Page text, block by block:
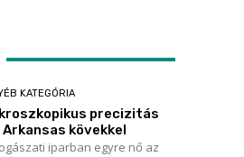
KATEGÓRIA
precizitás
Arkansas kövekkel
iparban egyre nő az